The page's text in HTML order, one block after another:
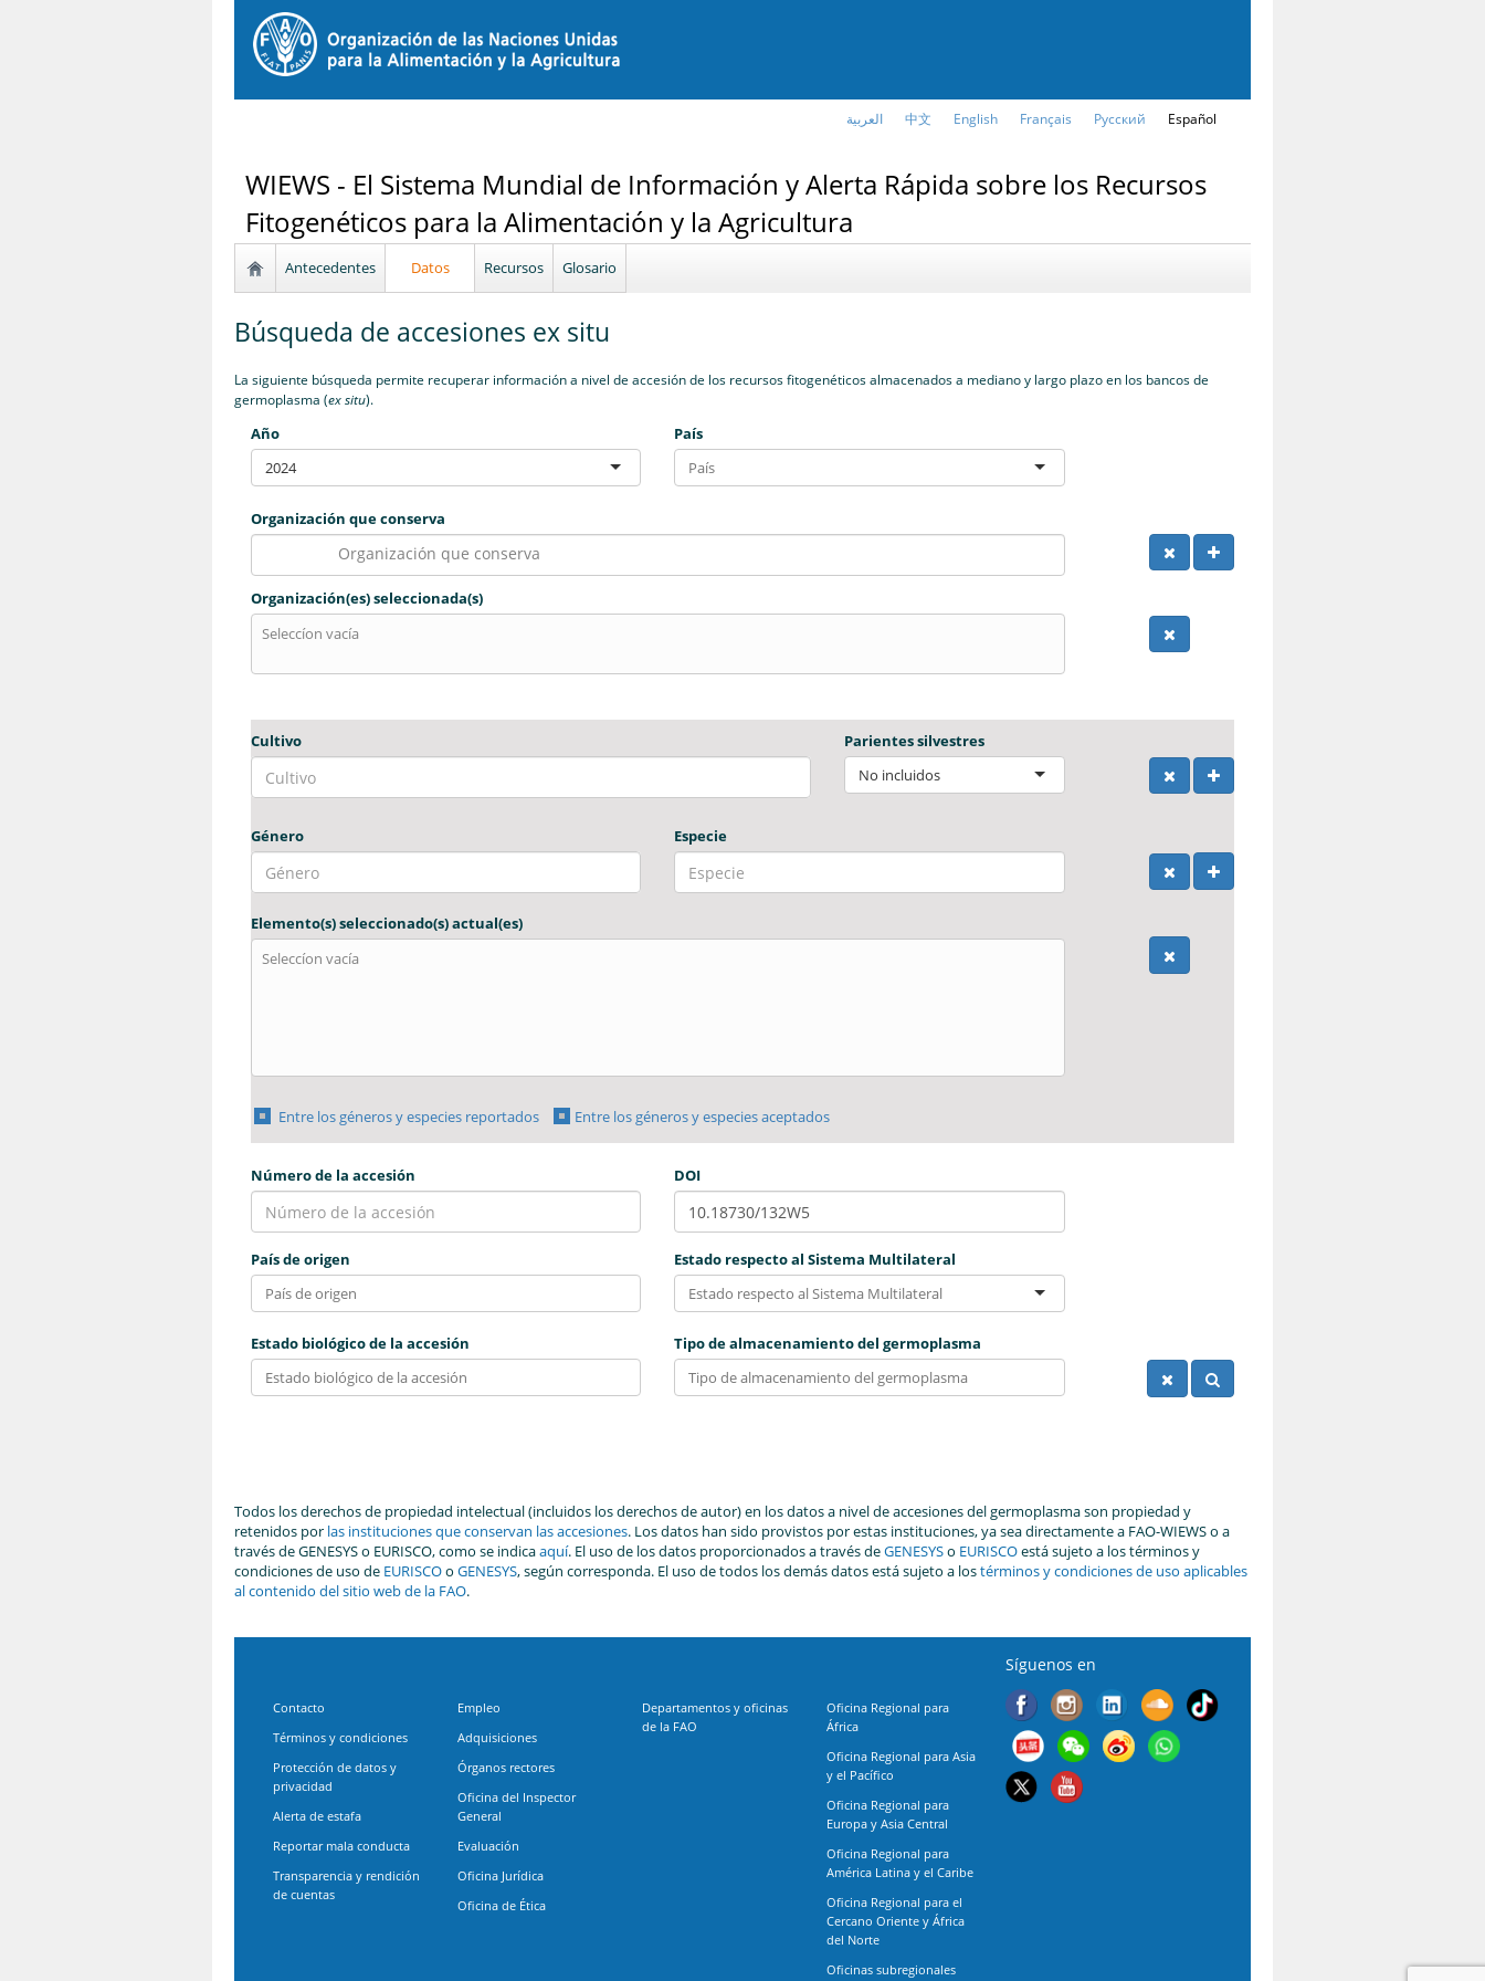
العربية 中文 English Français Русский Español
WIEWS - El Sistema Mundial de Información y Alerta Rápida sobre los Recursos
Fitogenéticos para la Alimentación y la Agricultura
Antecedentes Datos Recursos Glosario
Búsqueda de accesiones ex situ
La siguiente búsqueda permite recuperar información a nivel de accesión de los recursos fitogenéticos almacenados a mediano y largo plazo en los bancos de
germoplasma (ex situ).
Año
2024
País
Organización que conserva
Organización que conserva
Organización(es) seleccionada(s)
Seleccíon vacía
Cultivo
Parientes silvestres
No incluidos
Género Especie
Elemento(s) seleccionado(s) actual(es)
Seleccíon vacía
Entre los géneros y especies reportados Entre los géneros y especies aceptados
Número de la accesión DOI
País de origen Estado respecto al Sistema Multilateral
Estado biológico de la accesión Tipo de almacenamiento del germoplasma
Todos los derechos de propiedad intelectual (incluidos los derechos de autor) en los datos a nivel de accesiones del germoplasma son propiedad y
retenidos por las instituciones que conservan las accesiones. Los datos han sido provistos por estas instituciones, ya sea directamente a FAO-WIEWS o a
través de GENESYS o EURISCO, como se indicaaquí. El uso de los datos proporcionados a través deGENESYSo EURISCOestá sujeto a los términos y
condiciones de uso de EURISCOo GENESYS, según corresponda. El uso de todos los demás datos está sujeto a lostérminos y condiciones de uso aplicables
al contenido del sitio web de la FAO.
Contacto
Términos y condiciones
Protección de datos y
privacidad
Alerta de estafa
Reportar mala conducta
Transparencia y rendición
de cuentas
Empleo
Adquisiciones
Órganos rectores
Oficina del Inspector
General
Evaluación
Oficina Jurídica
Oficina de Ética
Departamentos y oficinas
de la FAO
Oficina Regional para
África
Oficina Regional para Asia
y el Pacífico
Oficina Regional para
Europa y Asia Central
Oficina Regional para
América Latina y el Caribe
Oficina Regional para el
Cercano Oriente y África
del Norte
Oficinas subregionales
Síguenos en